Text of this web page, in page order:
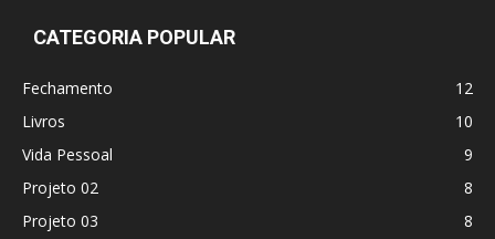
CATEGORIA POPULAR
Fechamento
12
Livros
10
Vida Pessoal
9
Projeto 02
8
Projeto 03
8